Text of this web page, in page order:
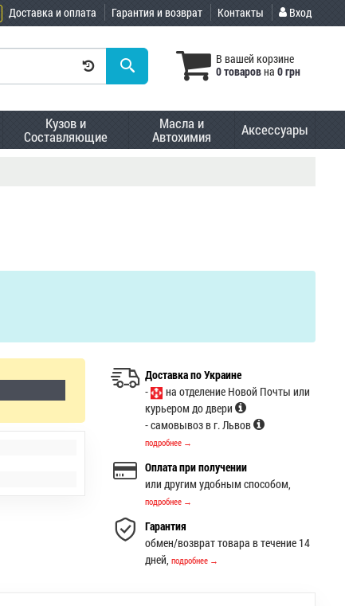
Доставка и оплата Гарантия и возврат Контакты Вход
В вашей корзине
0 товаровна 0 грн
Кузов и
Составляющие
Масла и
Автохимия Аксессуары
Доставка по Украине
-
на отделение Новой Почты или
курьером до двери
- самовывоз в г. Львов
подробнее →
Оплата при получении
или другим удобным способом,
подробнее →
Гарантия
обмен/возврат товара в течение 14
дней,подробнее →